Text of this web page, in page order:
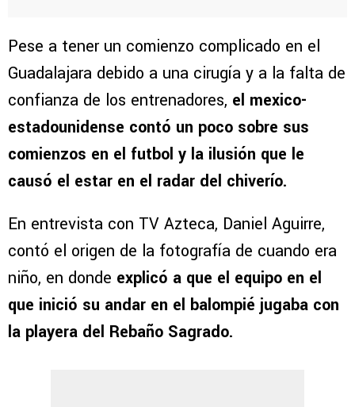
Pese a tener un comienzo complicado en el
Guadalajara debido a una cirugía y a la falta de
confianza de los entrenadores, el mexico-
estadounidense contó un poco sobre sus
comienzos en el futbol y la ilusión que le
causó el estar en el radar del chiverío.
En entrevista con TV Azteca, Daniel Aguirre,
contó el origen de la fotografía de cuando era
niño, en donde explicó a que el equipo en el
que inició su andar en el balompié jugaba con
la playera del Rebaño Sagrado.